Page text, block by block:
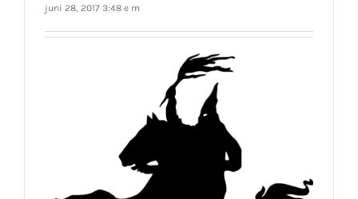
juni 28, 2017 3:48 e m